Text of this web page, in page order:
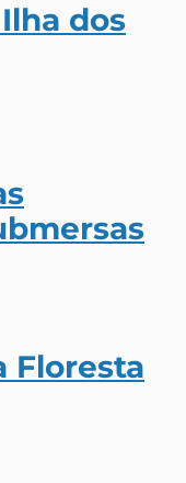
dos
Floresta